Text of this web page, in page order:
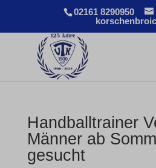
02161 8290950
Handballtrainer
Männer ab
gesucht